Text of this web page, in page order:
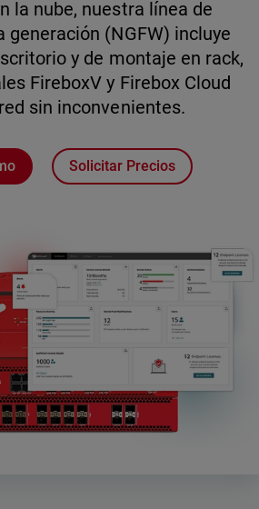
la nube, nuestra línea de
(NGFW) incluye
y de montaje en rack,
FireboxV y Firebox Cloud
sin inconvenientes.
Solicitar Precios